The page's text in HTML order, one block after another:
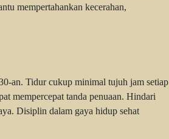
mempertahankan kecerahan,
an. Tidur cukup minimal tujuh jam setiap
mempercepat tanda penuaan. Hindari
Disiplin dalam gaya hidup sehat